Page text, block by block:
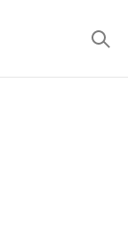
검